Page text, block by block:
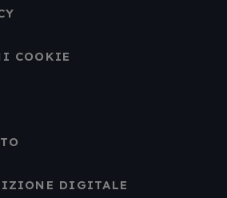
COOKIE
DIGITALE